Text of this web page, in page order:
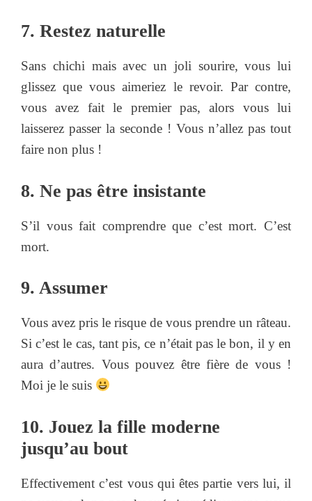
7. Restez naturelle
Sans chichi mais avec un joli sourire, vous lui
glissez que vous aimeriez le revoir. Par contre,
vous avez fait le premier pas, alors vous lui
laisserez passer la seconde ! Vous n’allez pas tout
faire non plus !
8. Ne pas être insistante
S’il vous fait comprendre que c’est mort. C’est
mort.
9. Assumer
Vous avez pris le risque de vous prendre un râteau.
Si c’est le cas, tant pis, ce n’était pas le bon, il y en
aura d’autres. Vous pouvez être fière de vous !
Moi je le suis
10. Jouez la fille moderne
jusqu’au bout
Effectivement c’est vous qui êtes partie vers lui, il